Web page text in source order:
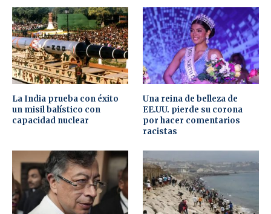
La India prueba con éxito
un misil balístico con
capacidad nuclear
Una reina de belleza de
EE.UU. pierde su corona
por hacer comentarios
racistas